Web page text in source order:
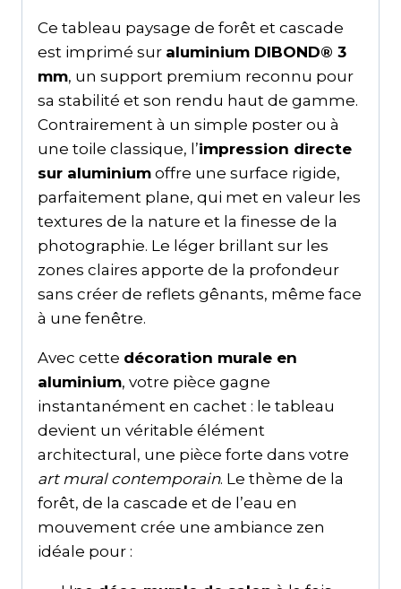
Ce tableau paysage de forêt et cascade
est imprimé sur aluminium DIBOND® 3
mm, un support premium reconnu pour
sa stabilité et son rendu haut de gamme.
Contrairement à un simple poster ou à
une toile classique, l’impression directe
sur aluminium offre une surface rigide,
parfaitement plane, qui met en valeur les
textures de la nature et la finesse de la
photographie. Le léger brillant sur les
zones claires apporte de la profondeur
sans créer de reflets gênants, même face
à une fenêtre.
Avec cette décoration murale en
aluminium, votre pièce gagne
instantanément en cachet : le tableau
devient un véritable élément
architectural, une pièce forte dans votre
art mural contemporain. Le thème de la
forêt, de la cascade et de l’eau en
mouvement crée une ambiance zen
idéale pour :